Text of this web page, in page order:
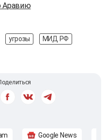
Аравию
угрозы
МИД РФ
Google News